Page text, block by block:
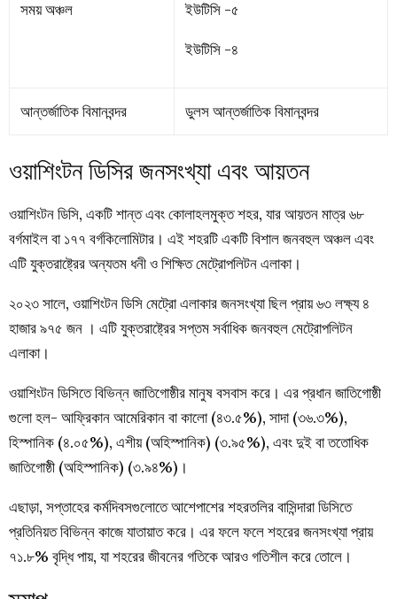
সময় অঞ্চল ইউটিসি -৫
ইউটিসি -৪
আন্তর্জাতিক বিমানবন্দর ডুলস আন্তর্জাতিক বিমানবন্দর
ওয়াশিংটন ডিসির জনসংখ্যা এবং আয়তন
ওয়াশিংটন ডিসি, একটি শান্ত এবং কোলাহলমুক্ত শহর, যার আয়তন মাত্র ৬৮
বর্গমাইল বা ১৭৭ বর্গকিলোমিটার। এই শহরটি একটি বিশাল জনবহুল অঞ্চল এবং
এটি যুক্তরাষ্ট্রের অন্যতম ধনী ও শিক্ষিত মেট্রোপলিটন এলাকা।
২০২৩ সালে, ওয়াশিংটন ডিসি মেট্রো এলাকার জনসংখ্যা ছিল প্রায় ৬৩ লক্ষ্য ৪
হাজার ৯৭৫ জন । এটি যুক্তরাষ্ট্রের সপ্তম সর্বাধিক জনবহুল মেট্রোপলিটন
এলাকা।
ওয়াশিংটন ডিসিতে বিভিন্ন জাতিগোষ্ঠীর মানুষ বসবাস করে। এর প্রধান জাতিগোষ্ঠী
গুলো হল- আফ্রিকান আমেরিকান বা কালো (৪৩.৫%), সাদা (৩৬.৩%),
হিস্পানিক (৪.০৫%), এশীয় (অহিস্পানিক) (৩.৯৫%), এবং দুই বা ততোধিক
জাতিগোষ্ঠী (অহিস্পানিক) (৩.৯৪%)।
এছাড়া, সপ্তাহের কর্মদিবসগুলোতে আশেপাশের শহরতলির বাসিন্দারা ডিসিতে
প্রতিনিয়ত বিভিন্ন কাজে যাতায়াত করে। এর ফলে ফলে শহরের জনসংখ্যা প্রায়
৭১.৮% বৃদ্ধি পায়, যা শহরের জীবনের গতিকে আরও গতিশীল করে তোলে।